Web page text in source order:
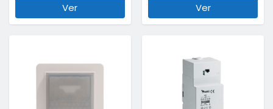
Ver
Ver